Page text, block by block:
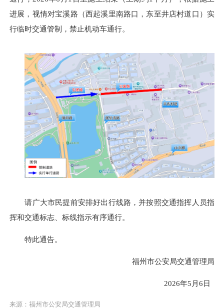
进展，视情对宝溪路（西起溪里南路口，东至井店村道口）实
行临时交通管制，禁止机动车通行。
请广大市民提前安排好出行线路，并按照交通指挥人员指
挥和交通标志、标线指示有序通行。
特此通告。
福州市公安局交通管理局
2026年5月6日
来源：福州市公安局交通管理局